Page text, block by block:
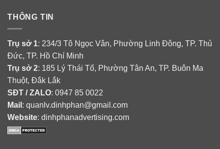
THÔNG TIN
Trụ sở 1: 234/3 Tô Ngọc Vân, Phường Linh Đông, TP. Thủ
Đức, TP. Hồ Chí Minh
Trụ sở 2: 185 Lý Thái Tổ, Phường Tân An, TP. Buôn Ma
Thuột, Đắk Lắk
SĐT / ZALO: 0947 85 0022
Mail : quanlv.dinhphan@gmail.com
Website: dinhphanadvertising.com